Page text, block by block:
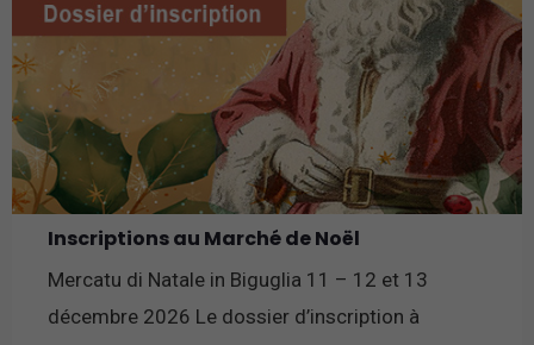
Inscriptions au Marché de Noël
Mercatu di Natale in Biguglia 11 – 12 et 13
décembre 2026 Le dossier d’inscription à